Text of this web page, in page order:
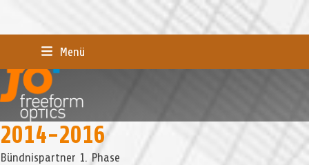
content
Menü
2014-2016
Bünd­nis­part­ner 1. Phase